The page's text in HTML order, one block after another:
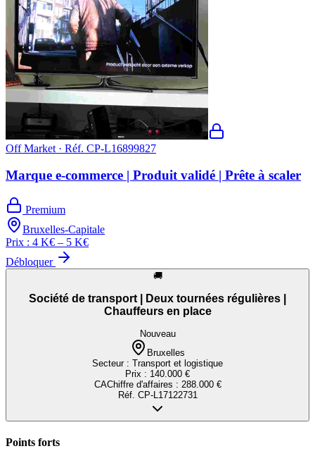
Off Market · Réf. CP-L16899827
Marque e-commerce | Produit validé | Prête à scaler
Premium
Bruxelles-Capitale
Prix : 4 K€ – 5 K€
Débloquer
🚚
Société de transport | Deux tournées régulières |
Chauffeurs en place
Nouveau
Bruxelles
Secteur : Transport et logistique
Prix : 140.000 €
CAChiffre d'affaires : 288.000 €
Réf. CP-L17122731
Points forts